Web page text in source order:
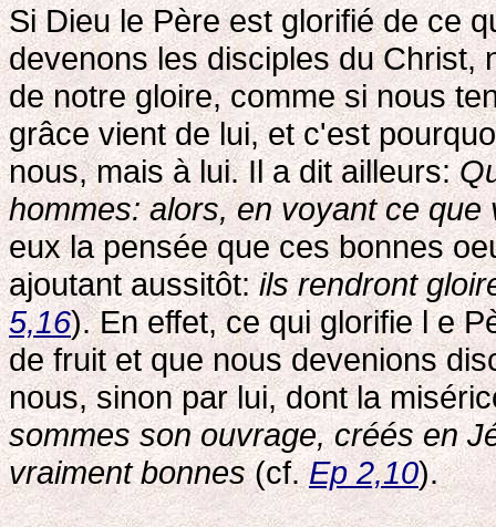
Si Dieu le Père est glorifié de ce
devenons les disciples du Christ,
de notre gloire, comme si nous
grâce vient de lui, et c'est
nous, mais à lui. Il a dit ailleurs:
hommes: alors, en voyant ce
eux la pensée que ces bonnes
ajoutant aussitôt:ils rendront
5,16). En effet, ce qui glorifie l e
de fruit et que nous devenions
nous, sinon par lui, dont la
sommes son ouvrage, créés en
vraiment bonnes(cf.Ep 2,10).